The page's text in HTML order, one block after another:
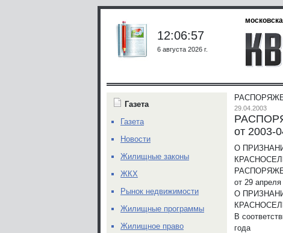
12:06:57
6 августа 2026 г.
29.04.2003
от 2003-
О
от 29
О
В
года
Газета
Газета
Новости
Жилищные законы
ЖКХ
Рынок недвижимости
Жилищные программы
Жилищное право